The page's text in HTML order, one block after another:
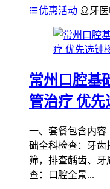
优惠活动 牙
常州口腔基
管治疗 优
一、套餐包含内容
础全科检查：牙齿
筛，排查龋齿、
查：口腔全景...